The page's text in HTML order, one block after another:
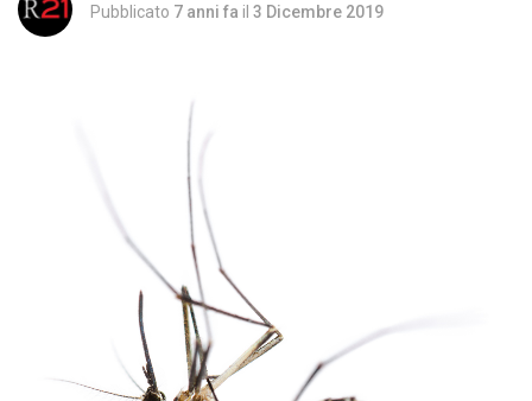
Pubblicato 7 anni fa il 3 Dicembre 2019